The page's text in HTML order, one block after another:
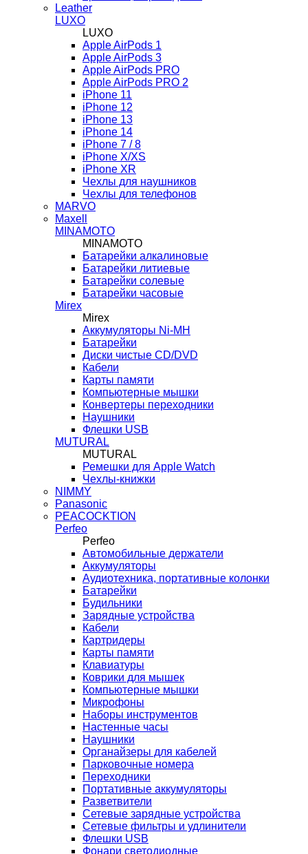
Leather
LUXO
LUXO
Apple AirPods 1
Apple AirPods 3
Apple AirPods PRO
Apple AirPods PRO 2
iPhone 11
iPhone 12
iPhone 13
iPhone 14
iPhone 7 / 8
iPhone X/XS
iPhone XR
Чехлы для наушников
Чехлы для телефонов
MARVO
Maxell
MINAMOTO
MINAMOTO
Батарейки алкалиновые
Батарейки литиевые
Батарейки солевые
Батарейки часовые
Mirex
Mirex
Аккумуляторы Ni-MH
Батарейки
Диски чистые CD/DVD
Кабели
Карты памяти
Компьютерные мышки
Конвертеры переходники
Наушники
Флешки USB
MUTURAL
MUTURAL
Ремешки для Apple Watch
Чехлы-книжки
NIMMY
Panasonic
PEACOCKTION
Perfeo
Perfeo
Автомобильные держатели
Аккумуляторы
Аудиотехника, портативные колонки
Батарейки
Будильники
Зарядные устройства
Кабели
Картридеры
Карты памяти
Клавиатуры
Коврики для мышек
Компьютерные мышки
Микрофоны
Наборы инструментов
Настенные часы
Наушники
Органайзеры для кабелей
Парковочные номера
Переходники
Портативные аккумуляторы
Разветвители
Сетевые зарядные устройства
Сетевые фильтры и удлинители
Флешки USB
Фонари светодиодные